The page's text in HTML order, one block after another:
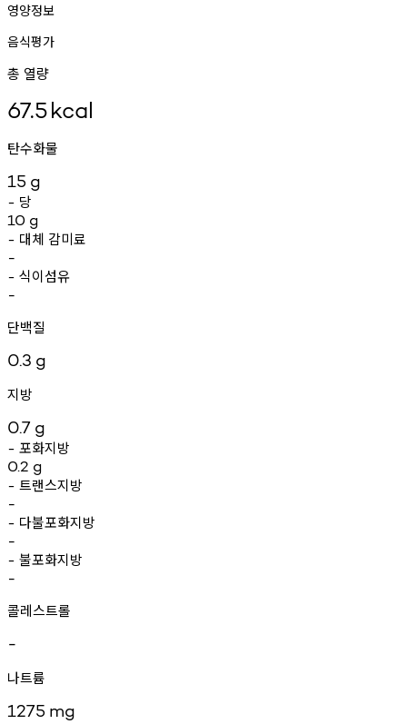
영양정보
음식평가
총 열량
67.5kcal
탄수화물
15 g
- 당
10 g
- 대체 감미료
-
- 식이섬유
-
단백질
0.3 g
지방
0.7 g
- 포화지방
0.2 g
- 트랜스지방
-
- 다불포화지방
-
- 불포화지방
-
콜레스트롤
-
나트륨
1275 mg